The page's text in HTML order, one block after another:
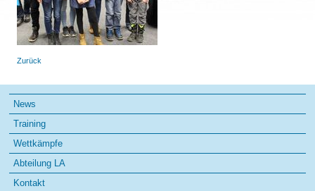
Zurück
Navigation
überspringen
News
Training
Wettkämpfe
Abteilung LA
Kontakt